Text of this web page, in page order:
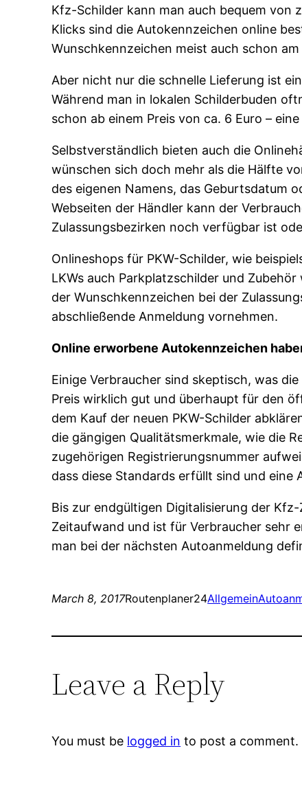
Kfz-Schilder kann man auch bequem von
Klicks sind die Autokennzeichen online
Wunschkennzeichen meist auch schon
Aber nicht nur die schnelle Lieferung ist
Während man in lokalen Schilderbuden
schon ab einem Preis von ca. 6 Euro –
Selbstverständlich bieten auch die
wünschen sich doch mehr als die Hälfte
des eigenen Namens, das Geburtsdatum
Webseiten der Händler kann der
Zulassungsbezirken noch verfügbar ist
Onlineshops für PKW-Schilder, wie
LKWs auch Parkplatzschilder und
der Wunschkennzeichen bei der
abschließende Anmeldung vornehmen.
Online erworbene Autokennzeichen
Einige Verbraucher sind skeptisch, was
Preis wirklich gut und überhaupt für den
dem Kauf der neuen PKW-Schilder
die gängigen Qualitätsmerkmale, wie die
zugehörigen Registrierungsnummer
dass diese Standards erfüllt sind und
Bis zur endgültigen Digitalisierung der
Zeitaufwand und ist für Verbraucher sehr
man bei der nächsten Autoanmeldung
March 8, 2017Routenplaner24Allgemein
Leave a Reply
You must be logged in to post a comment.